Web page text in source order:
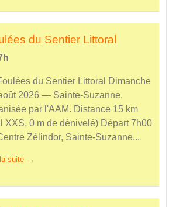
du Sentier Littoral
du Sentier Littoral Dimanche
2026 — Sainte-Suzanne,
par l'AAM. Distance 15 km
XXS, 0 m de dénivelé) Départ 7h00
Zélindor, Sainte-Suzanne...
suite